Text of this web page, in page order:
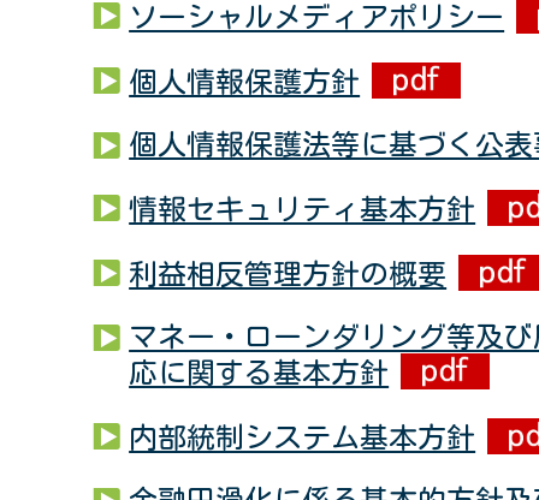
ソーシャルメディアポリシー
個人情報保護方針
個人情報保護法等に基づく公
情報セキュリティ基本方針
利益相反管理方針の概要
マネー・ローンダリング等及
応に関する基本方針
内部統制システム基本方針